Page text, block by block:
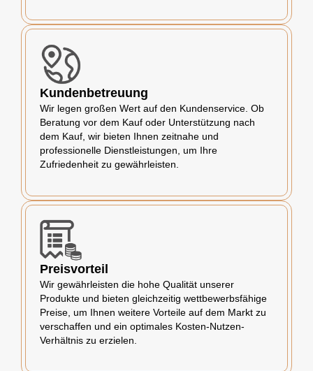
Kundenbetreuung
Wir legen großen Wert auf den Kundenservice. Ob
Beratung vor dem Kauf oder Unterstützung nach
dem Kauf, wir bieten Ihnen zeitnahe und
professionelle Dienstleistungen, um Ihre
Zufriedenheit zu gewährleisten.
Preisvorteil
Wir gewährleisten die hohe Qualität unserer
Produkte und bieten gleichzeitig wettbewerbsfähige
Preise, um Ihnen weitere Vorteile auf dem Markt zu
verschaffen und ein optimales Kosten-Nutzen-
Verhältnis zu erzielen.